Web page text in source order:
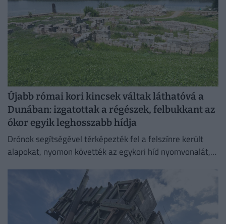
Újabb római kori kincsek váltak láthatóvá a
Dunában: izgatottak a régészek, felbukkant az
ókor egyik leghosszabb hídja
Drónok segítségével térképezték fel a felszínre került
alapokat, nyomon követték az egykori híd nyomvonalát,